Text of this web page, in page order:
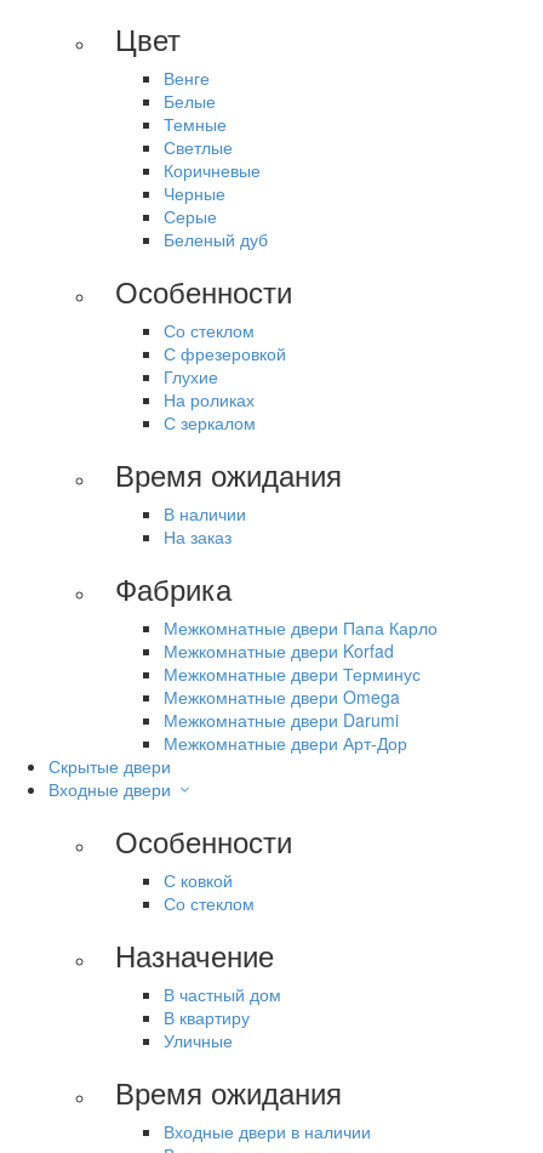
Цвет
Венге
Белые
Темные
Светлые
Коричневые
Черные
Серые
Беленый дуб
Особенности
Со стеклом
С фрезеровкой
Глухие
На роликах
С зеркалом
Время ожидания
В наличии
На заказ
Фабрика
Межкомнатные двери Папа Карло
Межкомнатные двери Korfad
Межкомнатные двери Терминус
Межкомнатные двери Omega
Межкомнатные двери Darumi
Межкомнатные двери Арт-Дор
Скрытые двери
Входные двери
Особенности
С ковкой
Со стеклом
Назначение
В частный дом
В квартиру
Уличные
Время ожидания
Входные двери в наличии